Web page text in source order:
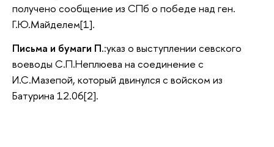
получено сообщение из СПб о победе над ген.
Г.Ю.Майделем[1].
Письма и бумаги П.:указ о выступлении севского
воеводы С.П.Неплюева на соединение с
И.С.Мазепой, который двинулся с войском из
Батурина 12.06[2].